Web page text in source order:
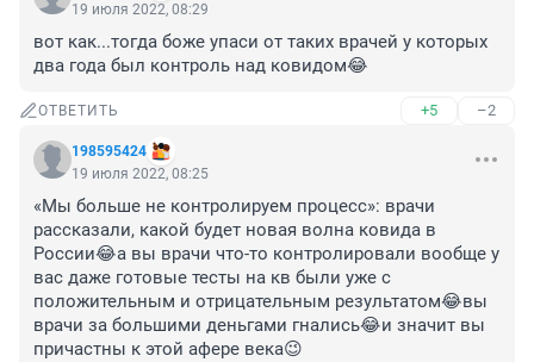
19 июля 2022, 08:29
вот как...тогда боже упаси от таких врачей у которых
два года был контроль над ковидом😂
ОТВЕТИТЬ +5 –2
198595424
19 июля 2022, 08:25
«Мы больше не контролируем процесс»: врачи
рассказали, какой будет новая волна ковида в
России😂а вы врачи что-то контролировали вообще у
вас даже готовые тесты на кв были уже с
положительным и отрицательным результатом😂вы
врачи за большими деньгами гнались😂и значит вы
причастны к этой афере века😉